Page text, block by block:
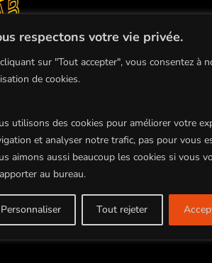
respectons votre vie privée.
sur "Tout accepter", vous consentez à
de cookies.
utilisons des cookies pour améliorer votre
et analyser notre trafic, pas pour vous
aimons aussi beaucoup les cookies si vous
au bureau.
Personnaliser Tout rejeter
Copyright BLOCK 8
Site par Studio Planche |